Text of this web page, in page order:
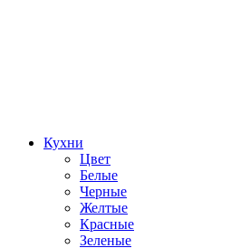
Кухни
Цвет
Белые
Черные
Желтые
Красные
Зеленые